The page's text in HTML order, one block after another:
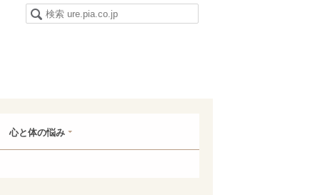
心と体の悩み